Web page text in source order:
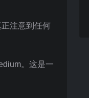
注意到任何
。这是一